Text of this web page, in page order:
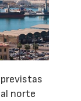
norte